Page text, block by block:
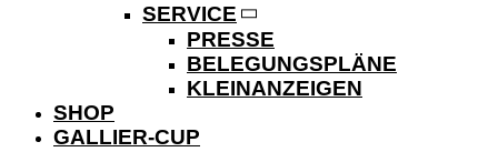
SERVICE
PRESSE
BELEGUNGSPLÄNE
KLEINANZEIGEN
SHOP
GALLIER-CUP